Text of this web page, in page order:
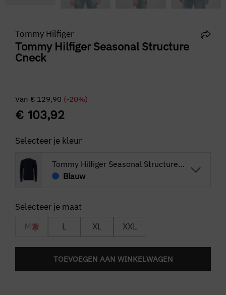
Tommy Hilfiger
Tommy Hilfiger Seasonal Structure
Cneck
Van € 129,90 (-20%)
€ 103,92
Selecteer je kleur
Tommy Hilfiger Seasonal Structure Cneck
Blauw
M L XL XXL
TOEVOEGEN AAN WINKELWAGEN